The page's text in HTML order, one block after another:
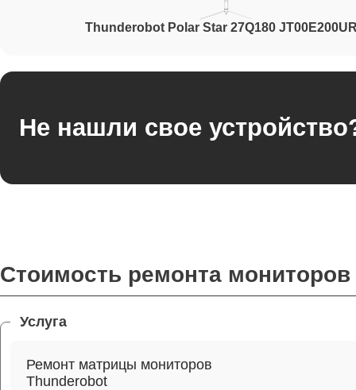
Thunderobot Polar Star 27Q180
Не нашли свое
Стоимость ремонта
Услуга
Ремонт матрицы мониторов
Thunderobot